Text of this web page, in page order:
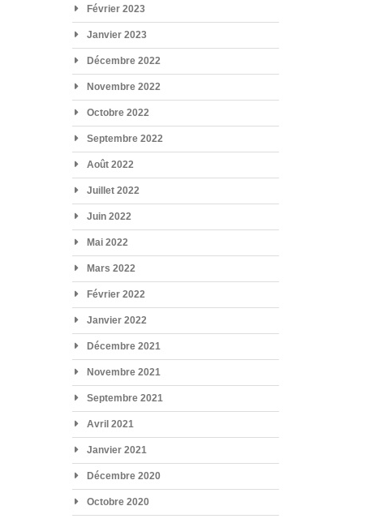
Février 2023
Janvier 2023
Décembre 2022
Novembre 2022
Octobre 2022
Septembre 2022
Août 2022
Juillet 2022
Juin 2022
Mai 2022
Mars 2022
Février 2022
Janvier 2022
Décembre 2021
Novembre 2021
Septembre 2021
Avril 2021
Janvier 2021
Décembre 2020
Octobre 2020